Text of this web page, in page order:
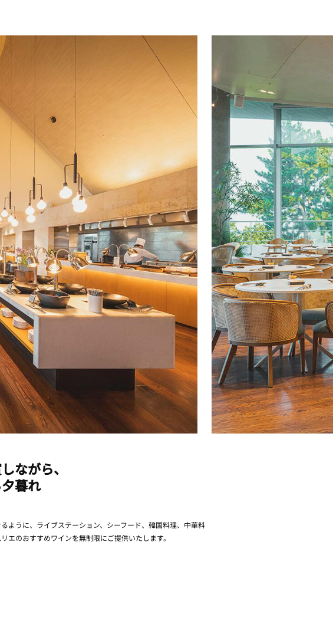
ながら、
暮れ
ように、ライブステーション、シーフード、韓国料理、中華料
のおすすめワインを無制限にご提供いたします。